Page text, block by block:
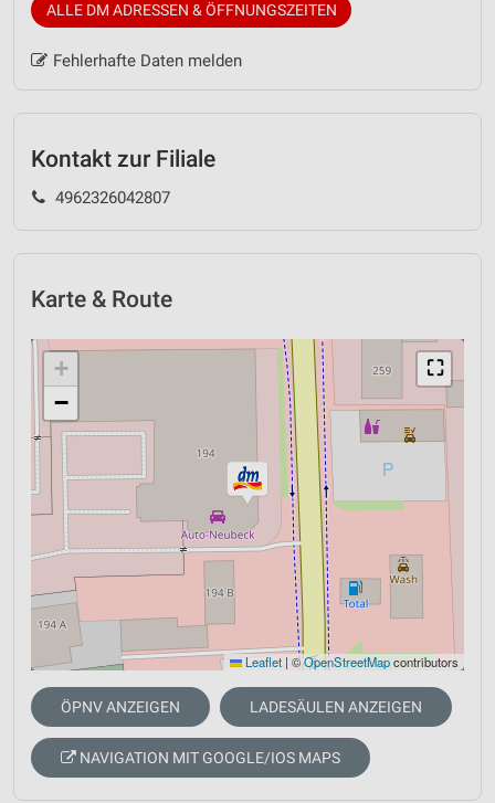
ALLE DM ADRESSEN & ÖFFNUNGSZEITEN
Fehlerhafte Daten melden
Kontakt zur Filiale
4962326042807
Karte & Route
⛶
+
−
Leaflet | ©OpenStreetMapcontributors
ÖPNV ANZEIGEN LADESÄULEN ANZEIGEN
NAVIGATION MIT GOOGLE/IOS MAPS